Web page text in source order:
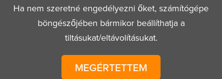
Tulajdonos: T FLex
Ha nem szeretné engedélyezni őket, számítógépe
böngészőjében bármikor beállíthatja a
tiltásukat/eltávolításukat.
MEGÉRTETTEM